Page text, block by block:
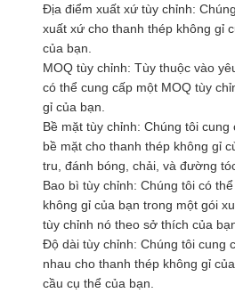
Địa điểm xuất xứ tùy chỉnh:
xuất xứ cho thanh thép không gỉ
của bạn.
MOQ tùy chỉnh: Tùy thuộc vào
có thể cung cấp một MOQ tùy
gỉ của bạn.
Bề mặt tùy chỉnh: Chúng tôi
bề mặt cho thanh thép không gỉ
tru, đánh bóng, chải, và đường
Bao bì tùy chỉnh: Chúng tôi có
không gỉ của bạn trong một gói
tùy chỉnh nó theo sở thích của
Độ dài tùy chỉnh: Chúng tôi cung
nhau cho thanh thép không gỉ
cầu cụ thể của bạn.